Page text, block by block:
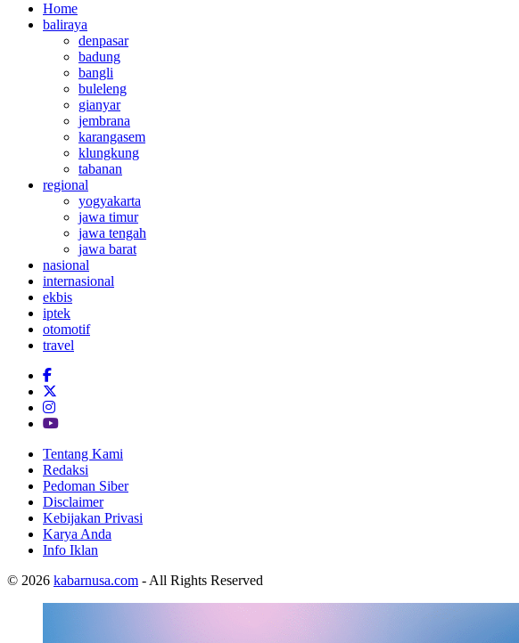
Home
baliraya
denpasar
badung
bangli
buleleng
gianyar
jembrana
karangasem
klungkung
tabanan
regional
yogyakarta
jawa timur
jawa tengah
jawa barat
nasional
internasional
ekbis
iptek
otomotif
travel
Tentang Kami
Redaksi
Pedoman Siber
Disclaimer
Kebijakan Privasi
Karya Anda
Info Iklan
© 2026 kabarnusa.com - All Rights Reserved